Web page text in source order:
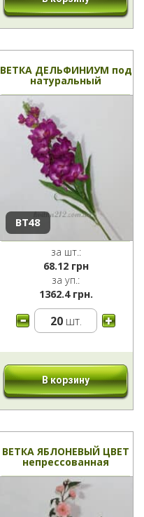
ВЕТКА ДЕЛЬФИНИУМ под
натуральный
ВТ48
за шт.:
68.12 грн
за уп.:
1362.4 грн.
20шт.
В корзину
ВЕТКА ЯБЛОНЕВЫЙ ЦВЕТ
непрессованная